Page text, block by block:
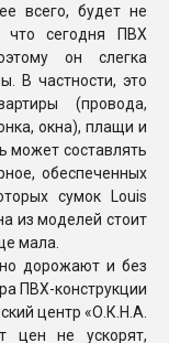
всего, будет не
сегодня ПВХ
он слегка
В частности, это
(провода,
окна), плащи и
может составлять
обеспеченных
сумок Louis
из моделей стоит
мала.
дорожают и без
ПВХ-конструкции
центр «О.К.Н.А.
цен не ускорят,